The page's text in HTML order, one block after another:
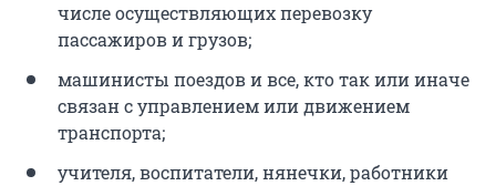
числе осуществляющих перевозку
пассажиров и грузов;
машинисты поездов и все, кто так или иначе
связан с управлением или движением
транспорта;
учителя, воспитатели, нянечки, работники